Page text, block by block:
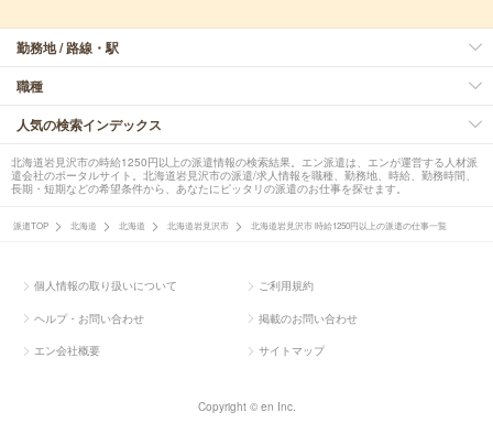
勤務地 / 路線・駅
職種
人気の検索インデックス
北海道岩見沢市の時給1250円以上の派遣情報の検索結果。エン派遣は、エンが運営する人材派
遣会社のポータルサイト。北海道岩見沢市の派遣/求人情報を職種、勤務地、時給、勤務時間、
長期・短期などの希望条件から、あなたにピッタリの派遣のお仕事を探せます。
派遣TOP 北海道 北海道 北海道岩見沢市 北海道岩見沢市 時給1250円以上の派遣の仕事一覧
個人情報の取り扱いについて ご利用規約
ヘルプ・お問い合わせ 掲載のお問い合わせ
エン会社概要 サイトマップ
Copyright © en Inc.